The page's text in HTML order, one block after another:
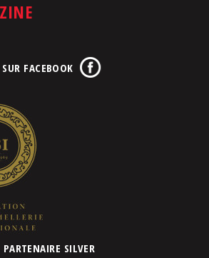
FACEBOOK
PARTENAIRE SILVER